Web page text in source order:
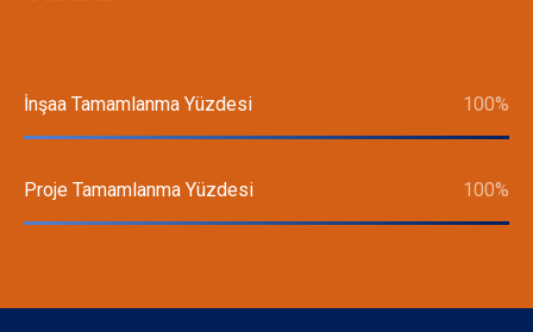
L Form ile tasarlanan zemin kat içerisinde Salon 18m²
bulunmaktadır. Yerden ısıtma sistemine ek olarak
İnşaa Tamamlanma Yüzdesi 100%
Proje Tamamlanma Yüzdesi 100%